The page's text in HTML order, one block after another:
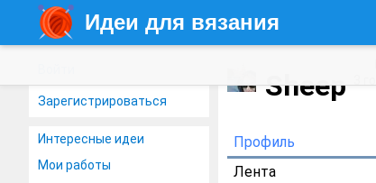
Идеи для вязания
Зарегистрироваться
Интересные идеи
Мои работы
Sheep
Профиль
Лента